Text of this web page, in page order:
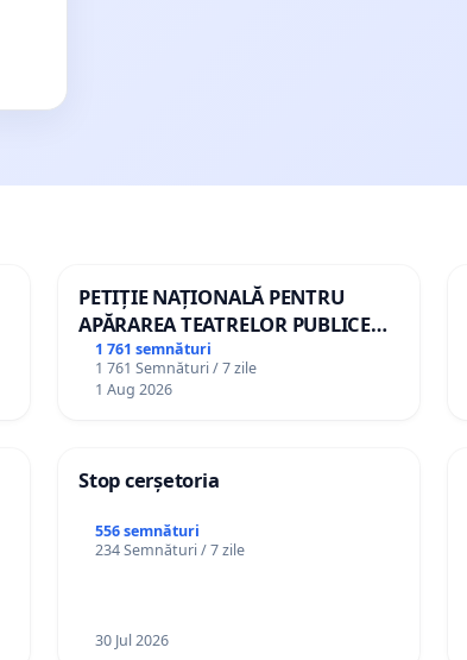
PETIȚIE NAȚIONALĂ PENTRU
APĂRAREA TEATRELOR PUBLICE
DE REPERTORIU DIN ROMÂNIA
1 761 semnături
1 761 Semnături / 7 zile
1 Aug 2026
Stop cerșetoria
556 semnături
234 Semnături / 7 zile
30 Jul 2026